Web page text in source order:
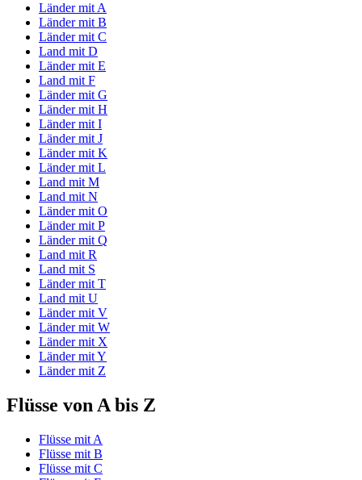
Länder mit A
Länder mit B
Länder mit C
Land mit D
Länder mit E
Land mit F
Länder mit G
Länder mit H
Länder mit I
Länder mit J
Länder mit K
Länder mit L
Land mit M
Land mit N
Länder mit O
Länder mit P
Länder mit Q
Land mit R
Land mit S
Länder mit T
Land mit U
Länder mit V
Länder mit W
Länder mit X
Länder mit Y
Länder mit Z
Flüsse von A bis Z
Flüsse mit A
Flüsse mit B
Flüsse mit C